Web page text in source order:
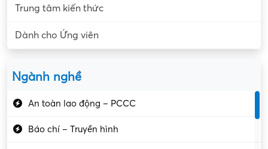
Trung tâm kiến thức
Dành cho Ứng viên
Ngành nghề
An toàn lao động – PCCC
Báo chí – Truyền hình